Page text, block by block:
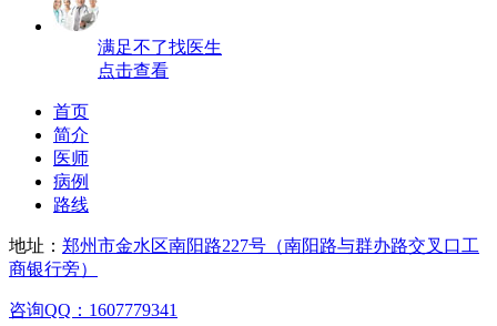
满足不了找医生
点击查看
首页
简介
医师
病例
路线
地址： 郑州市金水区南阳路227号（南阳路与群办路交叉口工
商银行旁）
咨询QQ：1607779341